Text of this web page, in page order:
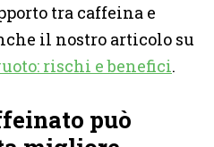
tra caffeina e
il nostro articolo su
rischi e benefici.
può